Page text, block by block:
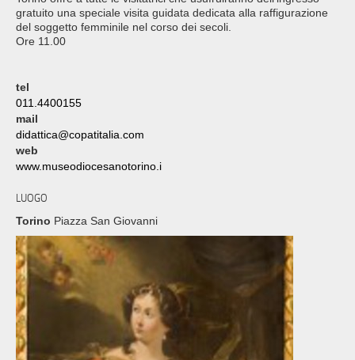
gratuito una speciale visita guidata dedicata alla raffigurazione
del soggetto femminile nel corso dei secoli.
Ore 11.00
tel
011.4400155
mail
didattica@copatitalia.com
web
www.museodiocesanotorino.i
LUOGO
Torino Piazza San Giovanni